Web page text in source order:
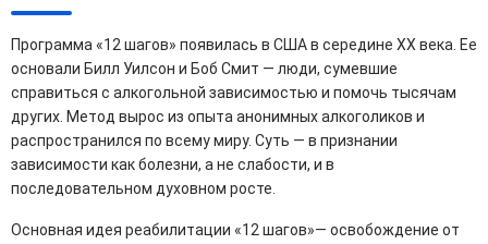
Программа «12 шагов» появилась в США в середине XX века. Ее
основали Билл Уилсон и Боб Смит — люди, сумевшие
справиться с алкогольной зависимостью и помочь тысячам
других. Метод вырос из опыта анонимных алкоголиков и
распространился по всему миру. Суть — в признании
зависимости как болезни, а не слабости, и в
последовательном духовном росте.
Основная идея реабилитации «12 шагов»— освобождение от